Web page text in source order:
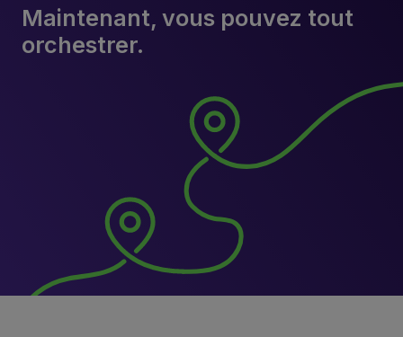
Maintenant, vous pouvez tout
orchestrer.